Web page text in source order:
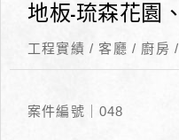
地板-琉森花園
工程實績 / 客廳 / 廚房 /
案件編號｜048